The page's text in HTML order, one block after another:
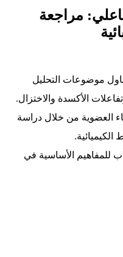
مراجعة
موضوعات التحليل
الأكسدة والاختزال.
العضوية من خلال دراسة
الكيميائية.
للمفاهيم الأساسية في